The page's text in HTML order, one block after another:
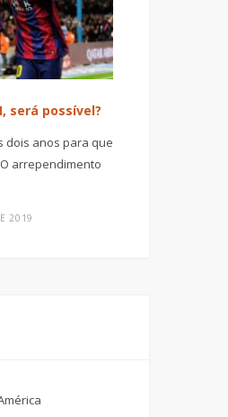
será possível?
dois anos para que
arrependimento
2019